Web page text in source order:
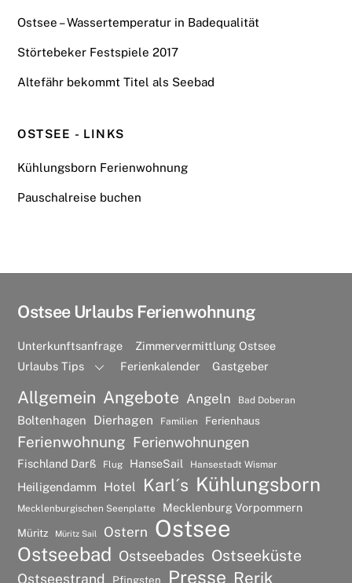
Ostsee – Wassertemperatur in Badequalität
Störtebeker Festspiele 2017
Altefähr bekommt Titel als Seebad
OSTSEE - LINKS
Kühlungsborn Ferienwohnung
Pauschalreise buchen
Ostsee Urlaubs Ferienwohnung
Unterkunftsanfrage
Zimmervermittlung Ostsee
Urlaubs Tips
Ferienkalender Gastgeber
Allgemein Angebote Angeln Bad Doberan
Boltenhagen Dierhagen Familien Ferienhaus
Ferienwohnung Ferienwohnungen
Fischland Darß Flug HanseSail Hansestadt Wismar
Heiligendamm Hotel Karl´s Kühlungsborn
Mecklenburgischen Seenplatte Mecklenburg Vorpommern
Müritz Müritz Sail Ostern Ostsee
Ostseebad Ostseebades Ostseeküste
Ostseestrand Pfingsten Presse Rerik